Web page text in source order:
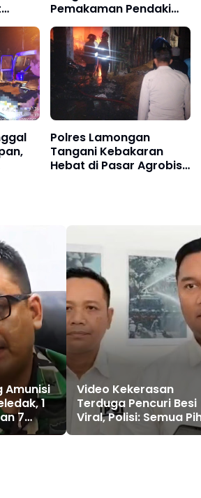
Pemakaman Pendaki
Gunung Piramid
Bondowoso di Babat
Polres Lamongan
Tangani Kebakaran
Hebat di Pasar Agrobis,
Amunisi
1
7
Video Kekerasan
Terduga Pencuri Besi
Viral, Polisi: Semua
Tetap Diproses